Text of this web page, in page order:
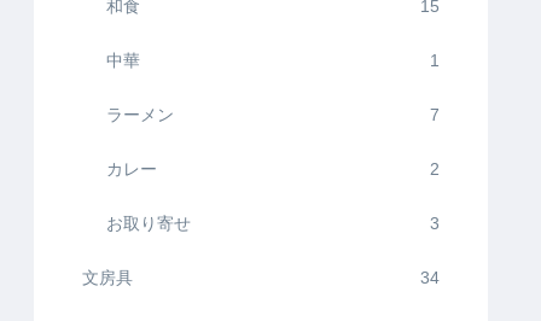
和食 15
中華 1
ラーメン 7
カレー 2
お取り寄せ 3
文房具 34